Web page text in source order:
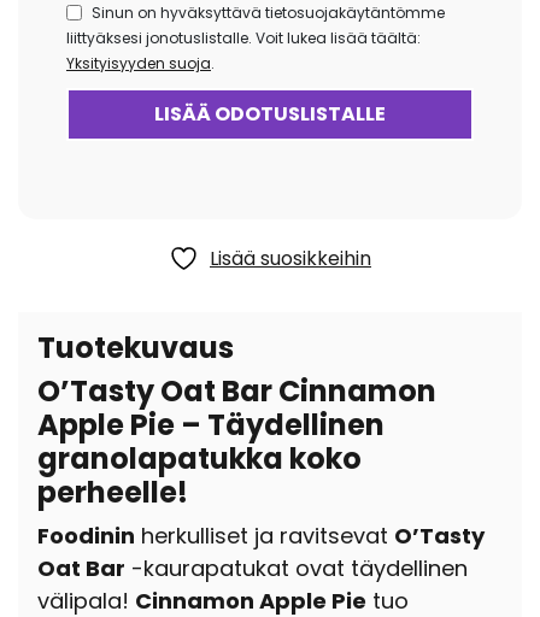
Sinun on hyväksyttävä tietosuojakäytäntömme
liittyäksesi jonotuslistalle. Voit lukea lisää täältä:
Yksityisyyden suoja.
Lisää suosikkeihin
Tuotekuvaus
O’Tasty Oat Bar Cinnamon
Apple Pie – Täydellinen
granolapatukka koko
perheelle!
Foodinin herkulliset ja ravitsevat O’Tasty
Oat Bar -kaurapatukat ovat täydellinen
välipala! Cinnamon Apple Pie tuo